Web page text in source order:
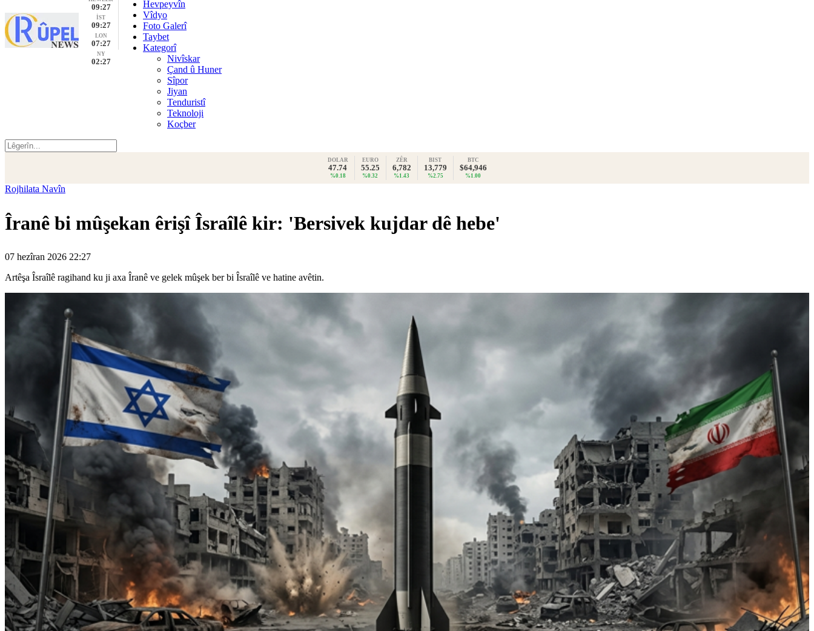
09:27
İST
09:27
LON
07:27
NY
02:27
Hevpeyvîn
Vîdyo
Foto Galerî
Taybet
Kategorî
Nivîskar
Çand û Huner
Sîpor
Jiyan
Tenduristî
Teknoloji
Koçber
DOLAR
47.74
%0.18
EURO
55.25
%0.32
ZÊR
6,782
%1.43
BIST
13,779
%2.75
BTC
$64,946
%1.00
Rojhilata Navîn
Îranê bi mûşekan êrişî Îsraîlê kir: 'Bersivek kujdar dê hebe'
07 hezîran 2026 22:27
Artêşa Îsraîlê ragihand ku ji axa Îranê ve gelek mûşek ber bi Îsraîlê ve hatine avêtin.